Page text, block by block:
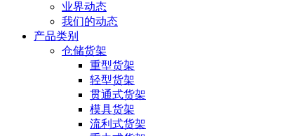
业界动态
我们的动态
产品类别
仓储货架
重型货架
轻型货架
贯通式货架
模具货架
流利式货架